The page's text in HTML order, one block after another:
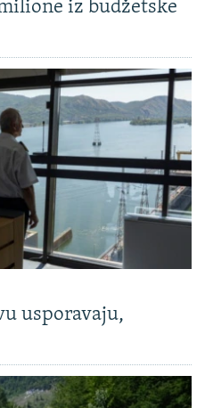
iz budžetske
usporavaju,